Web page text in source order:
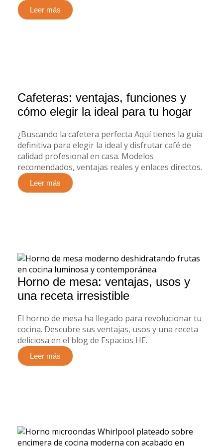
Leer más
Cafeteras: ventajas, funciones y
cómo elegir la ideal para tu hogar
¿Buscando la cafetera perfecta Aquí tienes la guía
definitiva para elegir la ideal y disfrutar café de
calidad profesional en casa. Modelos
recomendados, ventajas reales y enlaces directos.
Leer más
Horno de mesa: ventajas, usos y
una receta irresistible
El horno de mesa ha llegado para revolucionar tu
cocina. Descubre sus ventajas, usos y una receta
deliciosa en el blog de Espacios HE.
Leer más